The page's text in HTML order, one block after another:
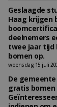
Geslaagde
Haag krijgen
deelnemers
twee jaar tijd
bomen op.
woensdag 15 juli
De
gratis bomen